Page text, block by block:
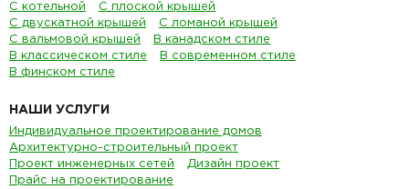
С котельной
С плоской крышей
С двускатной крышей
С ломаной крышей
С вальмовой крышей
В канадском стиле
В классическом стиле
В современном стиле
В финском стиле
НАШИ УСЛУГИ
Индивидуальное проектирование домов
Архитектурно-строительный проект
Проект инженерных сетей
Дизайн проект
Прайс на проектирование